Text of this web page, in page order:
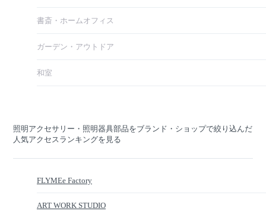
書斎・ホームオフィス
ガーデン・アウトドア
和室
照明アクセサリー・照明器具部品をブランド・ショップで絞り込んだ
人気アクセスランキングを見る
FLYMEe Factory
ART WORK STUDIO